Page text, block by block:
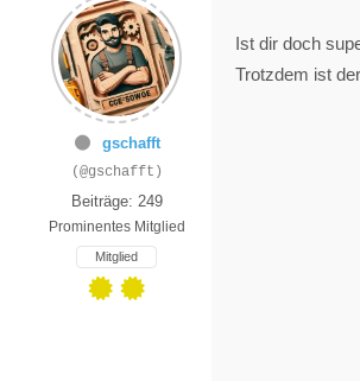
gschafft
(@gschafft)
Beiträge: 249
Prominentes Mitglied
Mitglied
Ist dir doch
Trotzdem ist